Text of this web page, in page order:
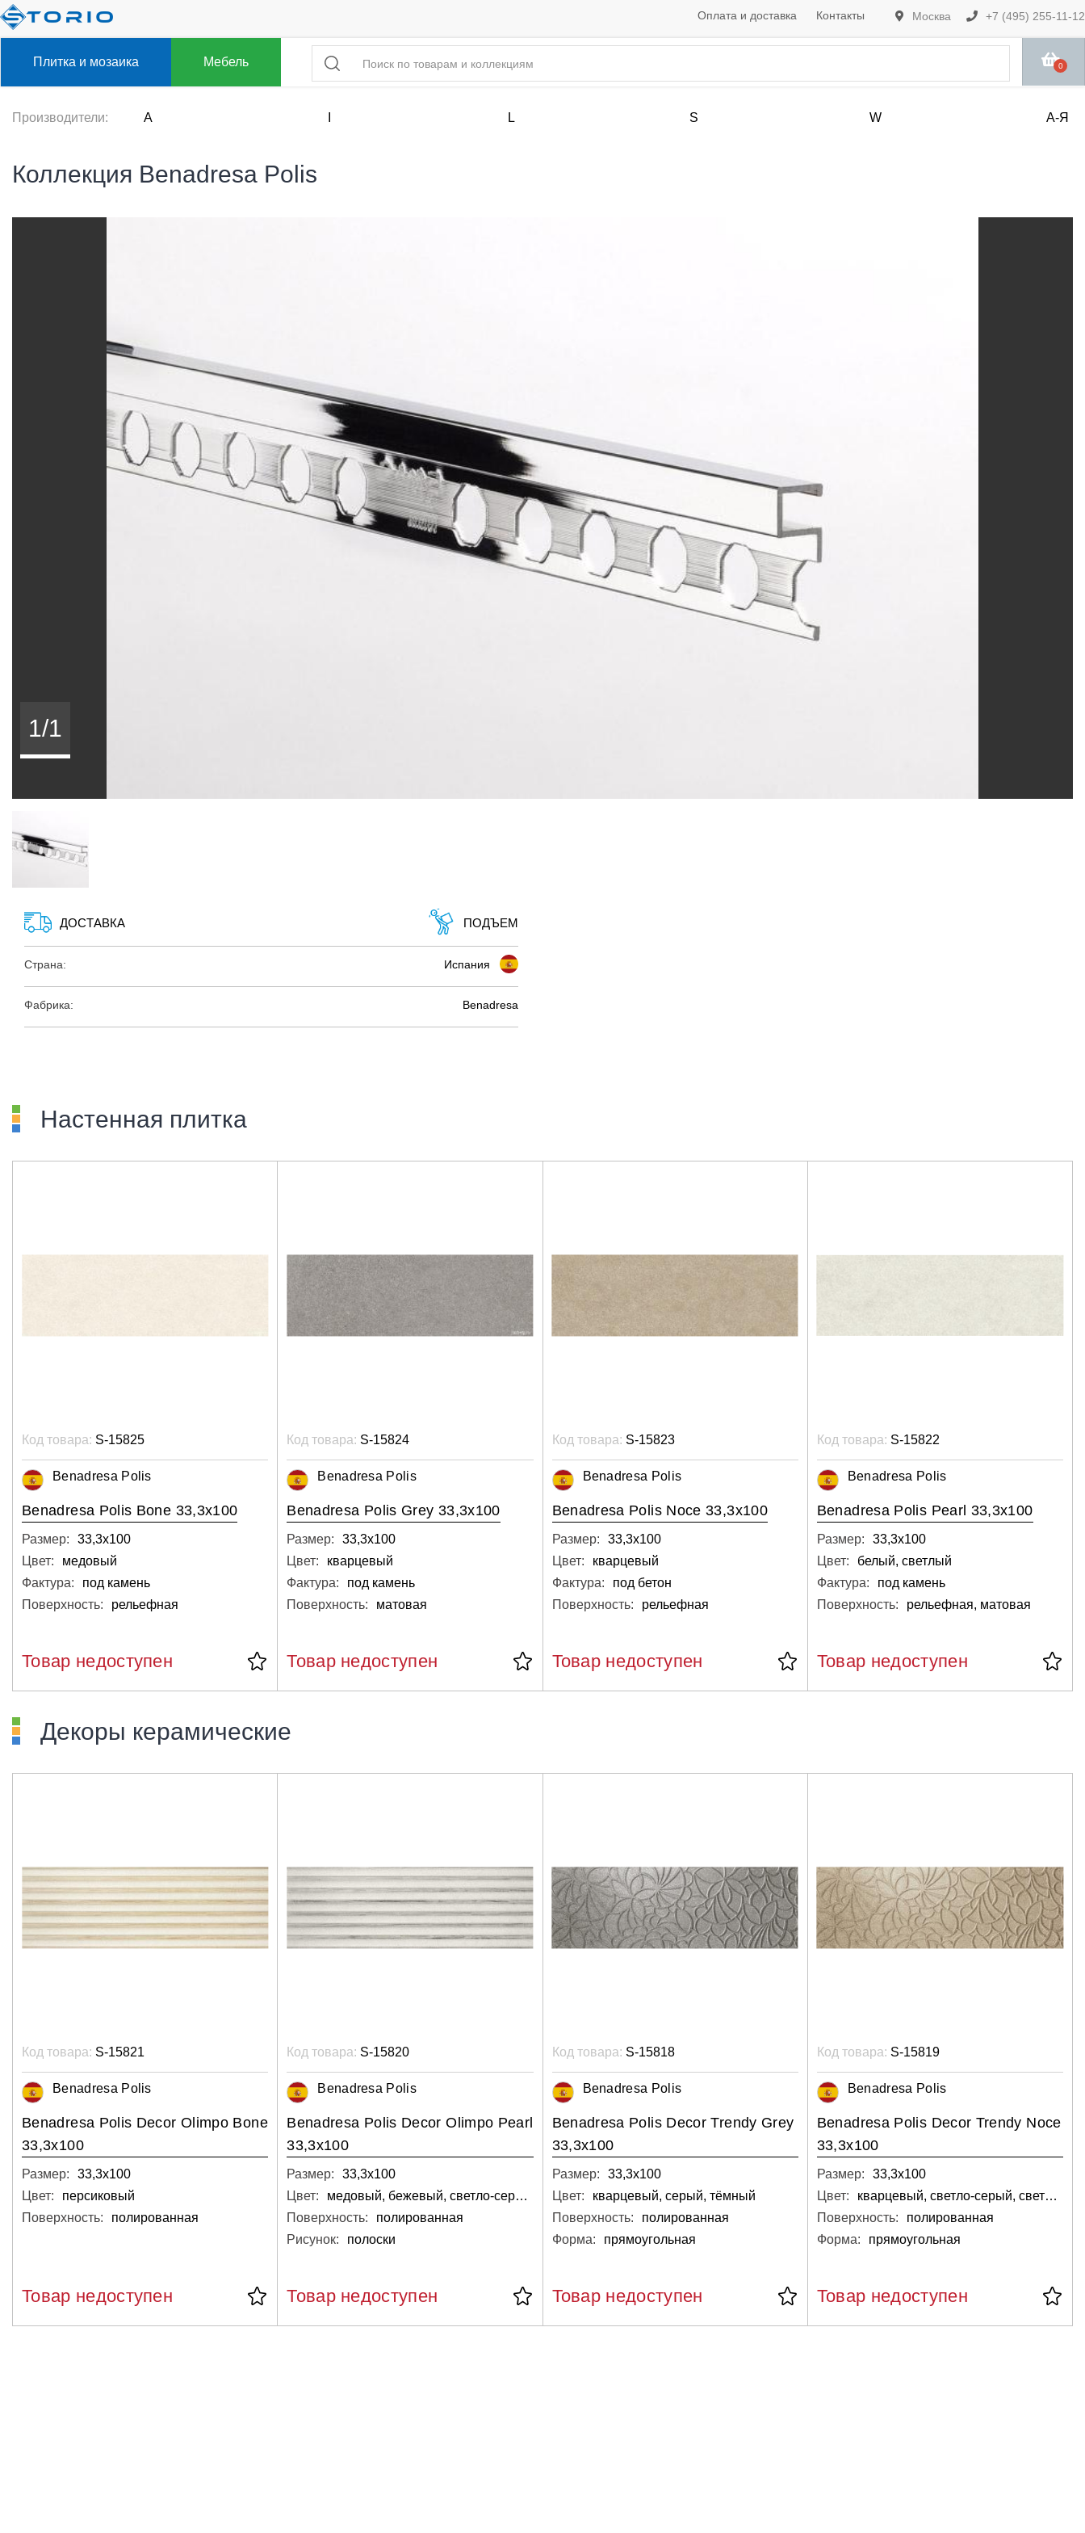
Москва +7 (495) 255-11-12
Оплата и доставка Контакты
Плитка и мозаика Мебель 0
Производители: A L S W А-Я
Коллекция Benadresa Polis
1/1
ДОСТАВКА ПОДЪЕМ
Страна: Испания
Фабрика: Benadresa
Настенная плитка
Код товара: S-15825
Benadresa Polis
Benadresa Polis Bone 33,3x100
Размер:
33,3х100
Цвет:
медовый
Фактура:
под камень
Поверхность:
рельефная
Товар недоступен
Код товара: S-15824
Benadresa Polis
Benadresa Polis Grey 33,3x100
Размер:
33,3х100
Цвет:
кварцевый
Фактура:
под камень
Поверхность:
матовая
Товар недоступен
Код товара: S-15823
Benadresa Polis
Benadresa Polis Noce 33,3x100
Размер:
33,3х100
Цвет:
кварцевый
Фактура:
под бетон
Поверхность:
рельефная
Товар недоступен
Код товара: S-15822
Benadresa Polis
Benadresa Polis Pearl 33,3x100
Размер:
33,3х100
Цвет:
белый, светлый
Фактура:
под камень
Поверхность:
рельефная, матовая
Товар недоступен
Декоры керамические
Код товара: S-15821
Benadresa Polis
Benadresa Polis Decor Olimpo Bone
33,3x100
Размер:
33,3х100
Цвет:
персиковый
Поверхность:
полированная
Товар недоступен
Код товара: S-15820
Benadresa Polis
Benadresa Polis Decor Olimpo Pearl
33,3x100
Размер:
33,3х100
Цвет:
медовый, бежевый, светло-серый, серый
Поверхность:
полированная
Рисунок:
полоски
Товар недоступен
Код товара: S-15818
Benadresa Polis
Benadresa Polis Decor Trendy Grey
33,3x100
Размер:
33,3х100
Цвет:
кварцевый, серый, тёмный
Поверхность:
полированная
Форма:
прямоугольная
Товар недоступен
Код товара: S-15819
Benadresa Polis
Benadresa Polis Decor Trendy Noce
33,3x100
Размер:
33,3х100
Цвет:
кварцевый, светло-серый, светлый
Поверхность:
полированная
Форма:
прямоугольная
Товар недоступен